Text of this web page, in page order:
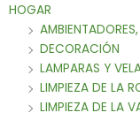
HOGAR
DECORACIÓN
LAMPARAS Y
LIMPIEZA DE LA
LIMPIEZA DE LA